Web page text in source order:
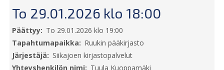
To 29.01.2026 klo 18:00
Päättyy
To 29.01.2026 klo 19:00
Tapahtumapaikka
Ruukin pääkirjasto
Järjestäjä
Siikajoen kirjastopalvelut
Yhteyshenkilön nimi
Tuula Kuoppamäki